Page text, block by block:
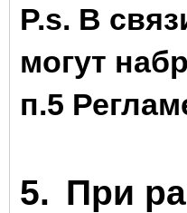
P.s. В
могут
п.5
5. При